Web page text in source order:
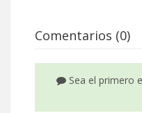
Comentarios (0)
Sea el primero